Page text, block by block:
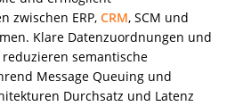
zwischen ERP, CRM, SCM und
Klare Datenzuordnungen und
semantische
Message Queuing und
Durchsatz und Latenz